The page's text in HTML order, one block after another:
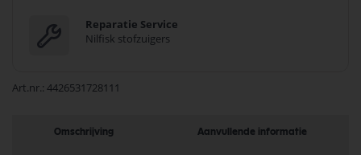
Reparatie Service
Nilfisk stofzuigers
Art.nr. 4426531728111
Omschrijving Aanvullende informatie